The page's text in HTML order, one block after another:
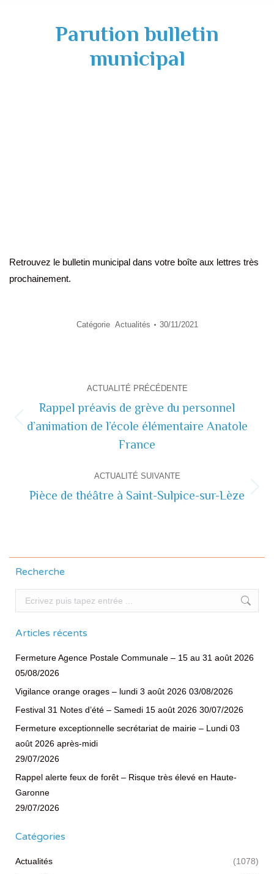
Parution bulletin
municipal
Retrouvez le bulletin municipal dans votre boîte aux lettres très
prochainement.
Catégorie Actualités 30/11/2021
de
commentaire
ACTUALITÉ PRÉCÉDENTE
Actualité
précédente
Rappel préavis de grève du personnel
d’animation de l’école élémentaire Anatole
France
ACTUALITÉ SUIVANTE
Actualité
Pièce de théâtre à Saint-Sulpice-sur-Lèze
Recherche
Recherche
Articles récents
Fermeture Agence Postale Communale – 15 au 31 août 2026
05/08/2026
Vigilance orange orages – lundi 3 août 2026 03/08/2026
Festival 31 Notes d’été – Samedi 15 août 2026 30/07/2026
Fermeture exceptionnelle secrétariat de mairie – Lundi 03
août 2026 après-midi
29/07/2026
Rappel alerte feux de forêt – Risque très élevé en Haute-
Garonne
29/07/2026
Catégories
Actualités
(1078)